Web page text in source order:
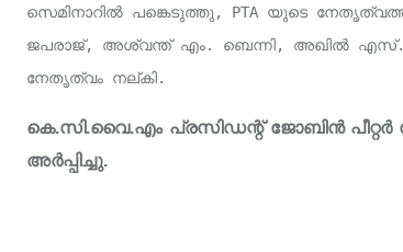
സെമിനാറിൽ പങ്കെടുത്തു, PTA യുടെ
ജപരാജ്, അശ്വന്ത് എം. ബെന്നി, അഖിൽ എസ്.
നേതൃത്വം നല്കി.
കെ.സി.വൈ.എം പ്രസിഡന്റ് ജോബിൻ പീറ്റർ
അർപ്പിച്ചു.